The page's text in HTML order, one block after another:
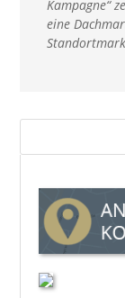
Kampagne“
eine